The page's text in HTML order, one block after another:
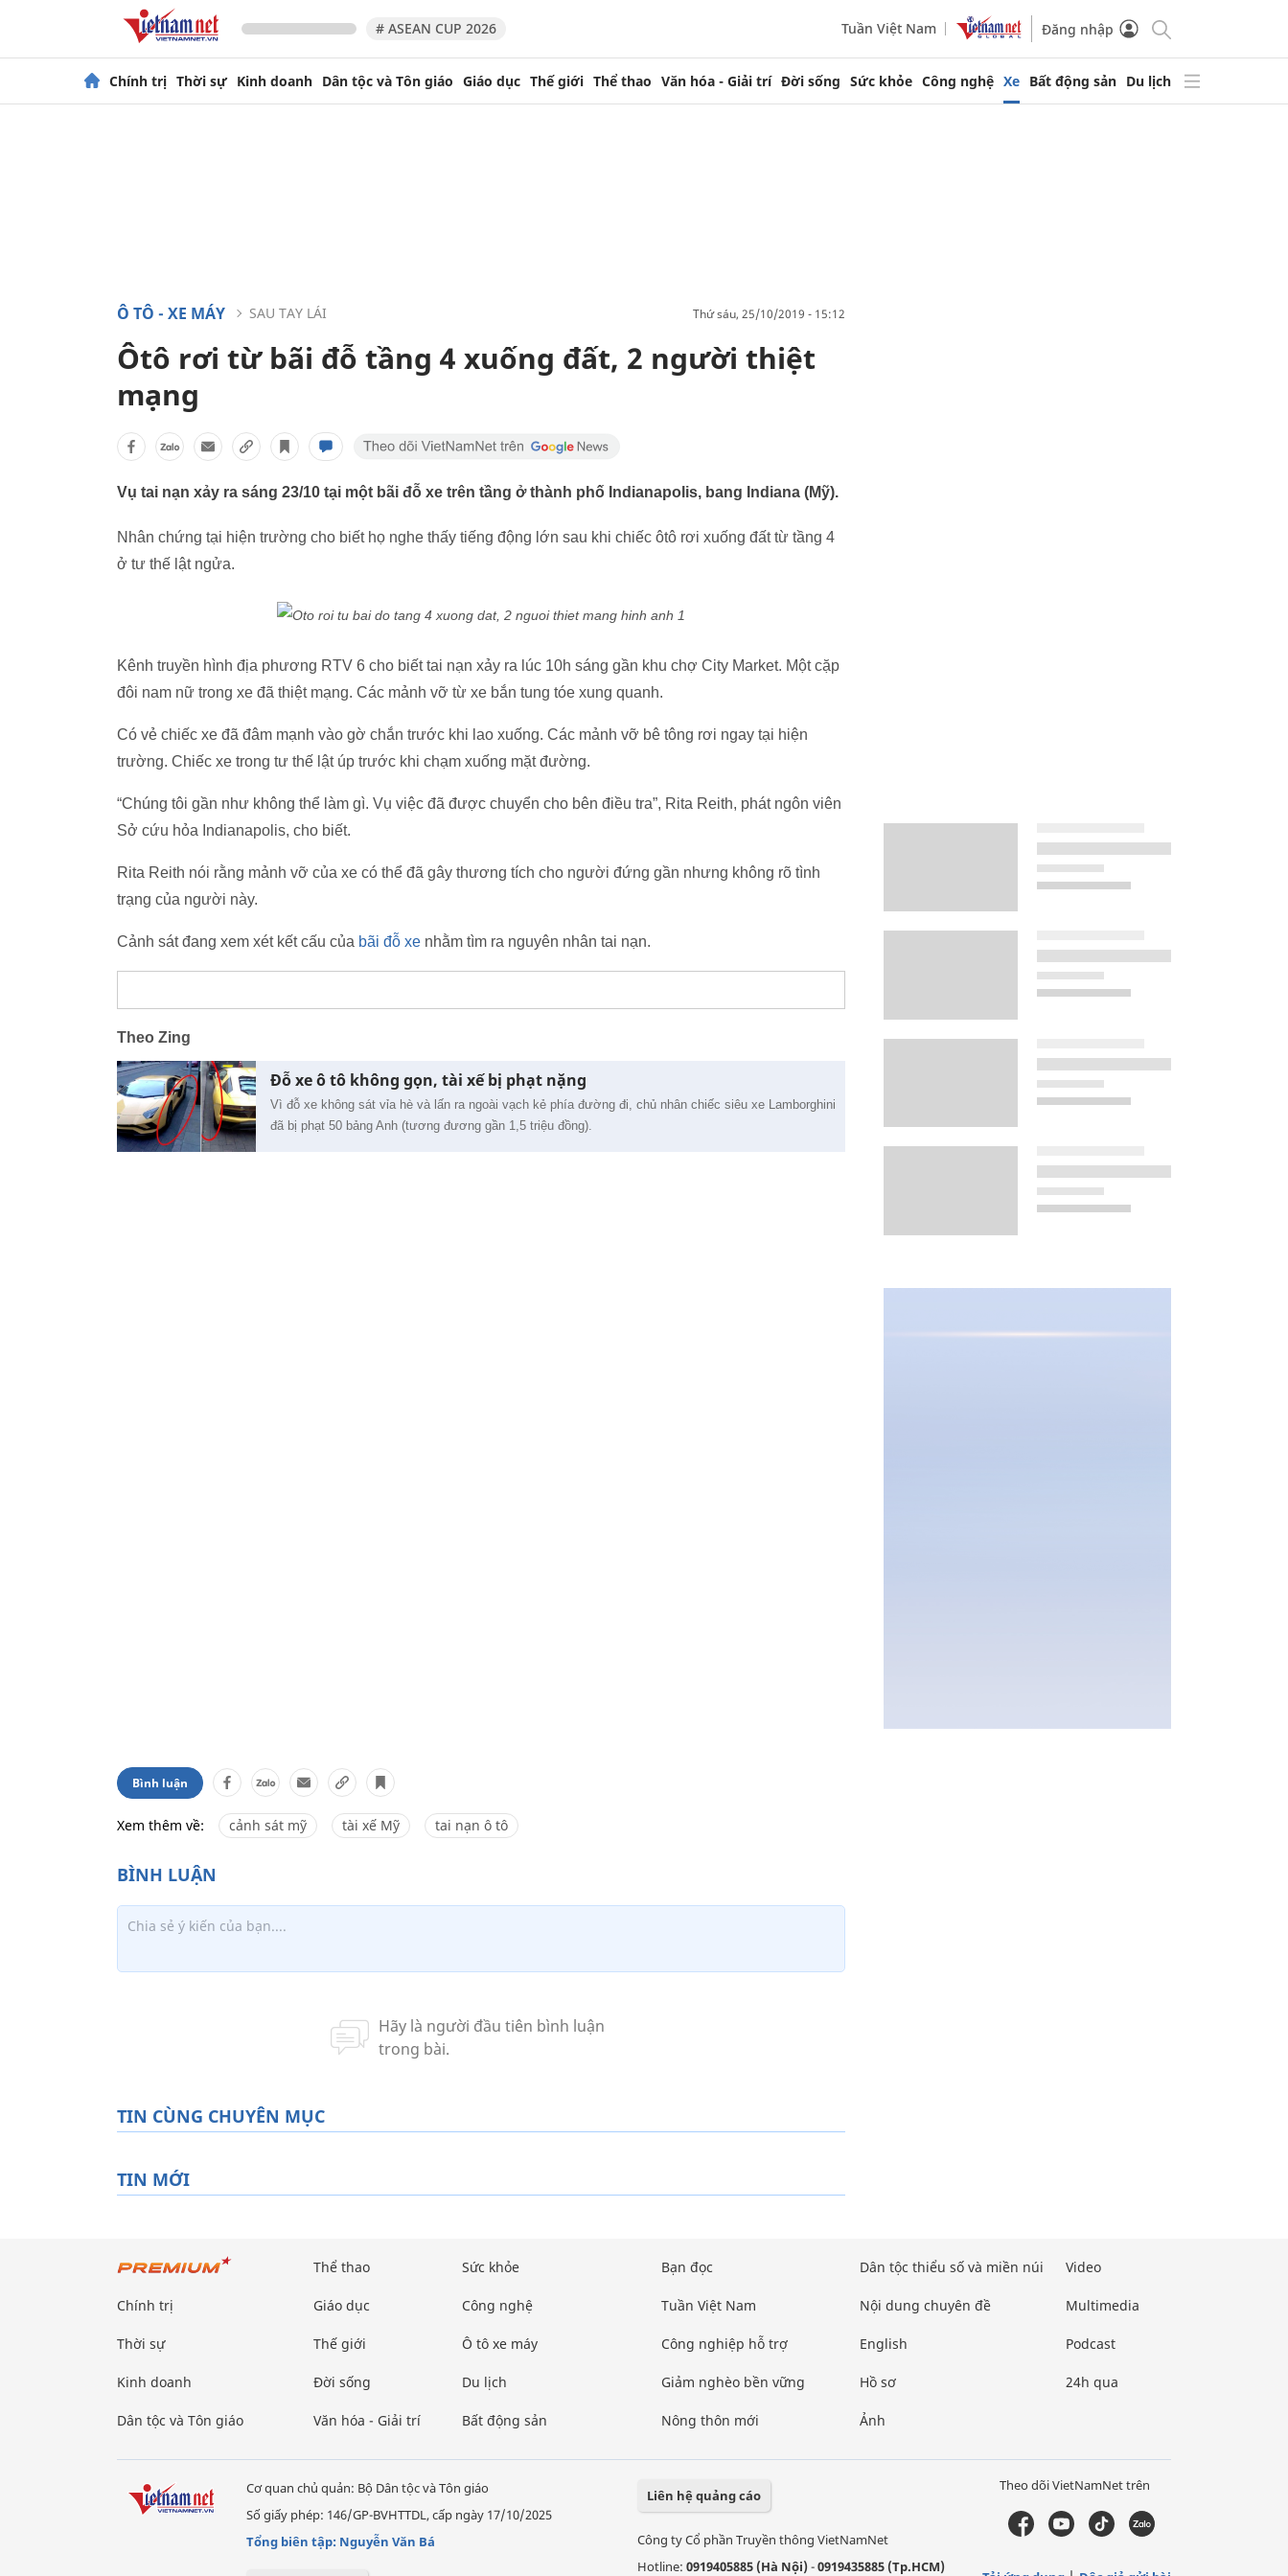
# ASEAN CUP 2026 Tuần Việt Nam Đăng nhập
Chính trị Thời sự Kinh doanh Dân tộc và Tôn giáo Giáo dục Thế giới Thể thao Văn hóa - Giải trí Đời sống Sức khỏe Công nghệ Xe Bất động sản Du lịch
Ô TÔ - XE MÁY SAU TAY LÁI thứ sáu, 25/10/2019 - 15:12
Ôtô rơi từ bãi đỗ tầng 4 xuống đất, 2 người thiệt
mạng
Vụ tai nạn xảy ra sáng 23/10 tại một bãi đỗ xe trên tầng ở thành phố Indianapolis, bang Indiana (Mỹ).
Nhân chứng tại hiện trường cho biết họ nghe thấy tiếng động lớn sau khi chiếc ôtô rơi xuống đất từ tầng 4
ở tư thế lật ngửa.
Kênh truyền hình địa phương RTV 6 cho biết tai nạn xảy ra lúc 10h sáng gần khu chợ City Market. Một cặp
đôi nam nữ trong xe đã thiệt mạng. Các mảnh vỡ từ xe bắn tung tóe xung quanh.
Có vẻ chiếc xe đã đâm mạnh vào gờ chắn trước khi lao xuống. Các mảnh vỡ bê tông rơi ngay tại hiện
trường. Chiếc xe trong tư thế lật úp trước khi chạm xuống mặt đường.
“Chúng tôi gần như không thể làm gì. Vụ việc đã được chuyển cho bên điều tra”, Rita Reith, phát ngôn viên
Sở cứu hỏa Indianapolis, cho biết.
Rita Reith nói rằng mảnh vỡ của xe có thể đã gây thương tích cho người đứng gần nhưng không rõ tình
trạng của người này.
Cảnh sát đang xem xét kết cấu của bãi đỗ xe nhằm tìm ra nguyên nhân tai nạn.
Theo Zing
Đỗ xe ô tô không gọn, tài xế bị phạt nặng
Vì đỗ xe không sát vỉa hè và lấn ra ngoài vạch kẻ phía đường đi, chủ nhân chiếc siêu xe Lamborghini
đã bị phạt 50 bảng Anh (tương đương gần 1,5 triệu đồng).
Bình luận
Xem thêm về: cảnh sát mỹ tài xế Mỹ tai nạn ô tô
TIN CÙNG CHUYÊN MỤC
TIN MỚI
Chính trị
Thời sự
Kinh doanh
Dân tộc và Tôn giáo
Thể thao
Giáo dục
Thế giới
Đời sống
Văn hóa - Giải trí
Sức khỏe
Công nghệ
Ô tô xe máy
Du lịch
Bất động sản
Bạn đọc
Tuần Việt Nam
Công nghiệp hỗ trợ
Giảm nghèo bền vững
Nông thôn mới
Dân tộc thiểu số và miền núi
Nội dung chuyên đề
English
Hồ sơ
Ảnh
Video
Multimedia
Podcast
24h qua
Cơ quan chủ quản: Bộ Dân tộc và Tôn giáo
Số giấy phép: 146/GP-BVHTTDL, cấp ngày 17/10/2025
Tổng biên tập: Nguyễn Văn Bá
Liên hệ quảng cáo
Công ty Cổ phần Truyền thông VietNamNet
Hotline: 0919405885 (Hà Nội)-0919435885 (Tp.HCM)
Theo dõi VietNamNet trên